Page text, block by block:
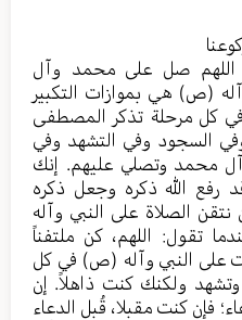
اللهم صل على محمد وآل
(ص) هي بموازات التكبير
في كل مرحلة تذكر المصطفى
السجود وفي التشهد وفي
وآل محمد وتصلي عليهم. إنك
رفع الله ذكره وجعل ذكره
الصلاة على النبي وآله
تقول: اللهم، كن ملتفناً
على النبي وآله (ص) في كل
ولكنك كنت ذاهلاً. إن
فإن كنت مقبلا، قُبل الدعاء